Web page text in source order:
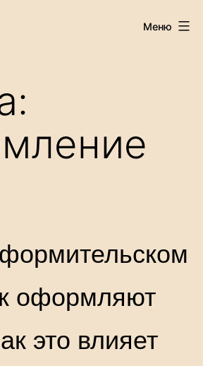
Меню
оформляют
это влияет